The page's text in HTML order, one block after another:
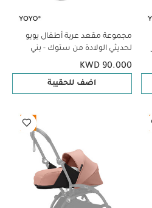
مجموعة مقعد عربة أطفال يويو
لحديثي الولادة من ستوك - بني
KWD 90.000
اضف للحقيبة